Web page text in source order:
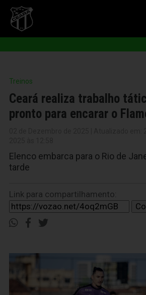
Treinos
Ceará realiza trabalho
pronto para encarar o
Elenco embarca para o Rio de
tarde
Link para compartilhamento: